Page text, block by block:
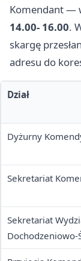
Komendant —
14.00- 16.00.
skargę
adresu do
Dział
Dyżurny
Sekretariat
Sekretariat
Dochodzeniowo-